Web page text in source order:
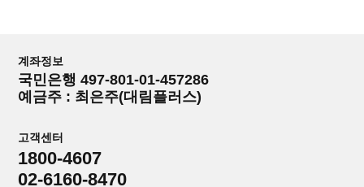
계좌정보
국민은행 497-801-01-457286
예금주 : 최은주(대림플러스)
고객센터
1800-4607
02-6160-8470